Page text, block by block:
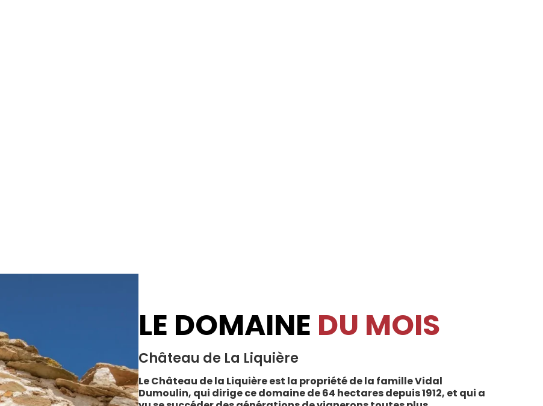
LE DOMAINE DU MOIS
Château de La Liquière
Le Château de la Liquière est la propriété de la famille Vidal
Dumoulin, qui dirige ce domaine de 64 hectares depuis 1912, et qui a